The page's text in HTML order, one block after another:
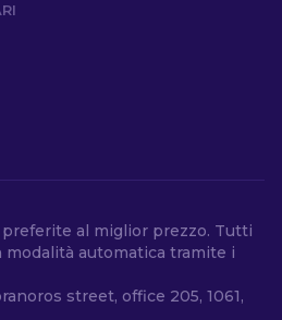
al miglior prezzo. Tutti
automatica tramite i
street, office 205, 1061,